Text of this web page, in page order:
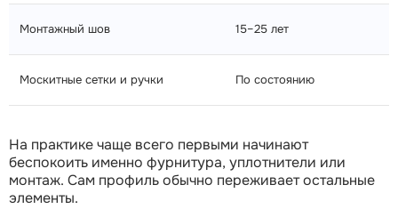
Монтажный шов 15–25 лет
Москитные сетки и ручки По состоянию
На практике чаще всего первыми начинают
беспокоить именно фурнитура, уплотнители или
монтаж. Сам профиль обычно переживает остальные
элементы.